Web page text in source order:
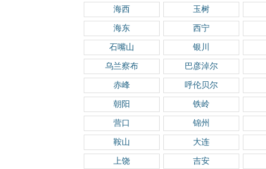
海西 玉树
海东 西宁
石嘴山 银川
乌兰察布 巴彦淖尔
赤峰 呼伦贝尔
朝阳 铁岭
营口 锦州
鞍山 大连
上饶 吉安